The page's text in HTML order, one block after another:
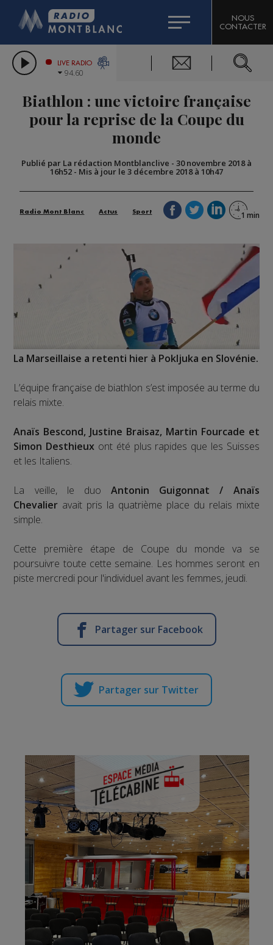
LES CHRONIQUES DE L'EXPERT
CITIZEN MACHINERY
GRAND MASSIF DOMAINES SKIABLES
BIGARD
COMPAGNIE DU MONT-BLANC
NOUS
CONTACTER
LIVE RADIO
94.60
Biathlon : une victoire française
pour la reprise de la Coupe du
monde
Publié par La rédaction Montblanclive - 30 novembre 2018 à
16h52 - Mis à jour le 3 décembre 2018 à 10h47
Radio Mont Blanc Actus Sport
La Marseillaise a retenti hier à Pokljuka en Slovénie.
L’équipe française de biathlon s’est imposée au terme du
relais mixte.
Anaïs Bescond, Justine Braisaz, Martin Fourcade et
Simon Desthieux ont été plus rapides que les Suisses
et les Italiens.
La veille, le duoAntonin Guigonnat / Anaïs
Chevalier avait pris la quatrième place du relais mixte
simple.
Cette première étape de Coupe du monde va se
poursuivre toute cette semaine. Les hommes seront en
piste mercredi pour l'individuel avant les femmes, jeudi.
Partager sur Facebook
Partager sur Twitter